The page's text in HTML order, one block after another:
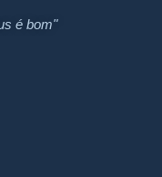
é bom"